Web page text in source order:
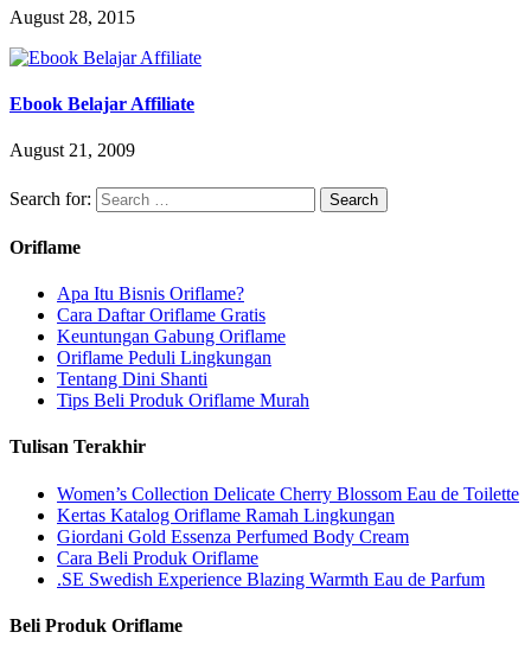
August 28, 2015
Ebook Belajar Affiliate
August 21, 2009
Search for:
Oriflame
Apa Itu Bisnis Oriflame?
Cara Daftar Oriflame Gratis
Keuntungan Gabung Oriflame
Oriflame Peduli Lingkungan
Tentang Dini Shanti
Tips Beli Produk Oriflame Murah
Tulisan Terakhir
Women’s Collection Delicate Cherry Blossom Eau de Toilette
Kertas Katalog Oriflame Ramah Lingkungan
Giordani Gold Essenza Perfumed Body Cream
Cara Beli Produk Oriflame
.SE Swedish Experience Blazing Warmth Eau de Parfum
Beli Produk Oriflame